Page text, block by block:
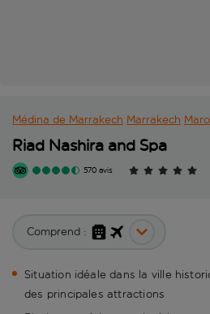
Médina de Marrakech Marrakech
Riad Nashira and Spa
570 avis
Comprend :
Situation idéale dans la ville
des principales attractions